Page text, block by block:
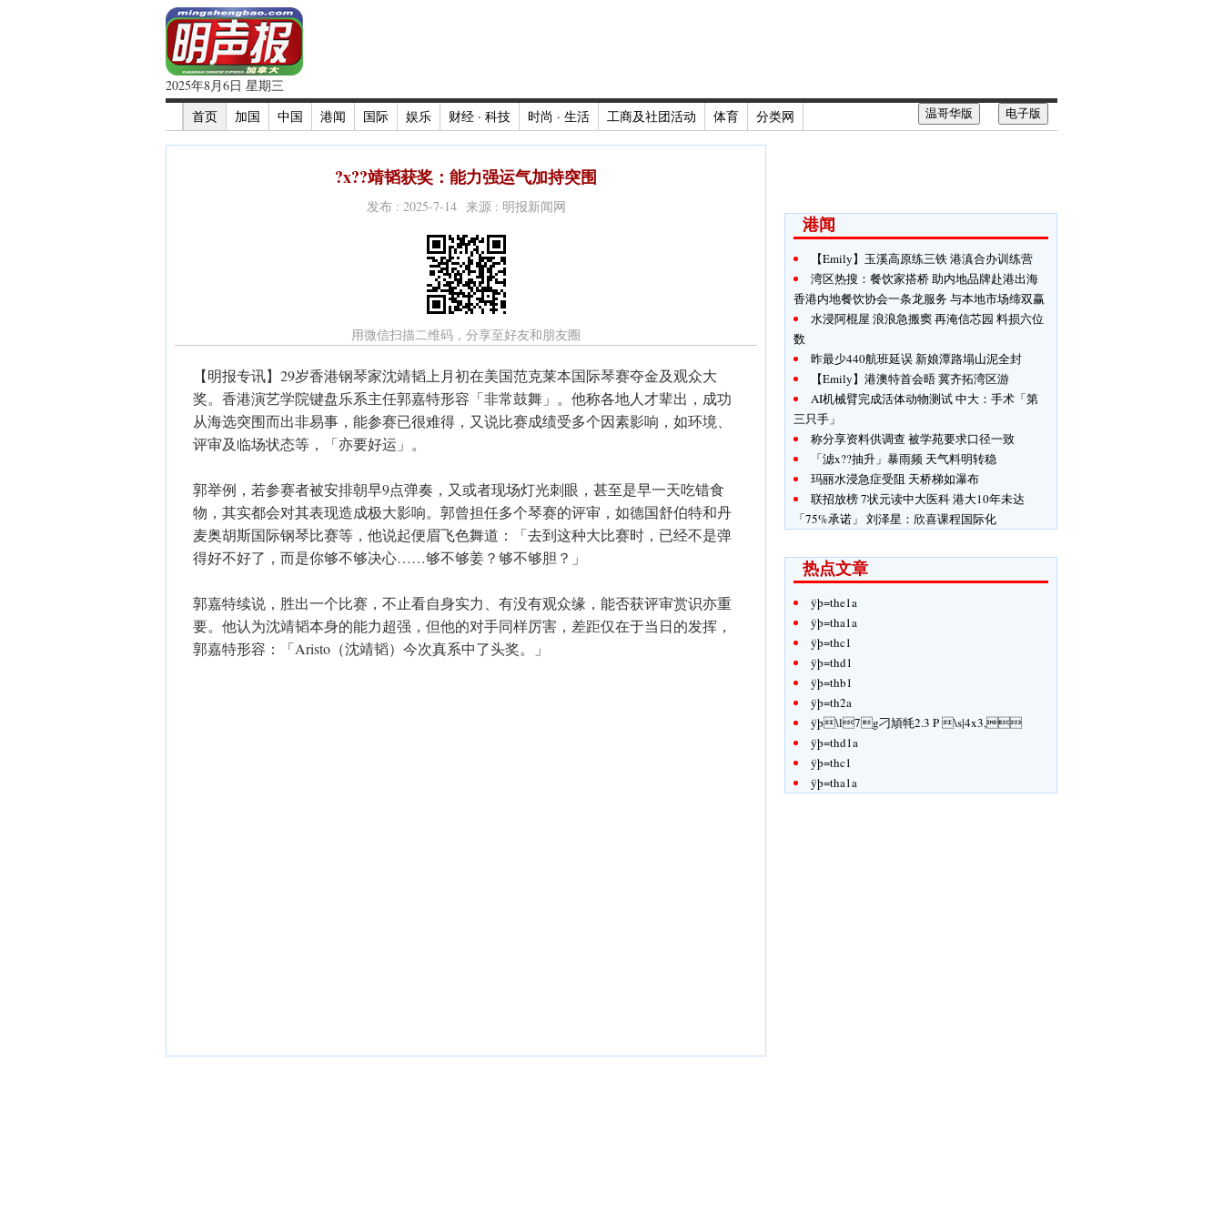
2025年8月6日 星期三
首页
加国 中国 港闻 国际 娱乐 财经 · 科技 时尚 · 生活 工商及社团活动 体育 分类网 电子版
温哥华版
?x??靖韬获奖：能力强运气加持突围
发布 : 2025-7-14 来源 : 明报新闻网
用微信扫描二维码，分享至好友和朋友圈
【明报专讯】29岁香港钢琴家沈靖韬上月初在美国范克莱本国际琴赛夺金及观众大
奖。香港演艺学院键盘乐系主任郭嘉特形容「非常鼓舞」。他称各地人才辈出，成功
从海选突围而出非易事，能参赛已很难得，又说比赛成绩受多个因素影响，如环境、
评审及临场状态等，「亦要好运」。
郭举例，若参赛者被安排朝早9点弹奏，又或者现场灯光刺眼，甚至是早一天吃错食
物，其实都会对其表现造成极大影响。郭曾担任多个琴赛的评审，如德国舒伯特和丹
麦奥胡斯国际钢琴比赛等，他说起便眉飞色舞道：「去到这种大比赛时，已经不是弹
得好不好了，而是你够不够决心……够不够姜？够不够胆？」
郭嘉特续说，胜出一个比赛，不止看自身实力、有没有观众缘，能否获评审赏识亦重
要。他认为沈靖韬本身的能力超强，但他的对手同样厉害，差距仅在于当日的发挥，
郭嘉特形容：「Aristo（沈靖韬）今次真系中了头奖。」
港闻
【Emily】玉溪高原练三铁 港滇合办训练营
湾区热搜：餐饮家搭桥 助内地品牌赴港出海
香港内地餐饮协会一条龙服务 与本地市场缔双赢
水浸阿棍屋 浪浪急搬窦 再淹信芯园 料损六位
数
昨最少440航班延误 新娘潭路塌山泥全封
【Emily】港澳特首会晤 冀齐拓湾区游
AI机械臂完成活体动物测试 中大：手术「第
三只手」
称分享资料供调查 被学苑要求口径一致
「滤x??抽升」暴雨频 天气料明转稳
玛丽水浸急症受阻 天桥梯如瀑布
联招放榜 7状元读中大医科 港大10年未达
「75%承诺」 刘泽星：欣喜课程国际化
热点文章
ÿþ=the1a
ÿþ=tha1a
ÿþ=thc1
ÿþ=thd1
ÿþ=thb1
ÿþ=th2a
ÿþ\l7g刁頄牦2.3 P \s|4x3,
ÿþ=thd1a
ÿþ=thc1
ÿþ=tha1a